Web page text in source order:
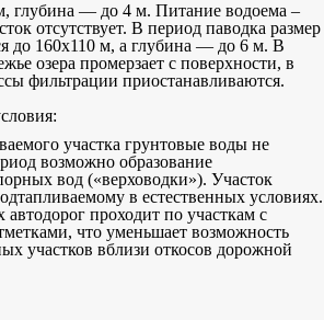
глубина — до 4 м. Питание водоема –
отсутствует. В период паводка размер
до 160х110 м, а глубина — до 6 м. В
озера промерзает с поверхности, в
фильтрации приостанавливаются.
участка грунтовые воды не
возможно образование
вод («верховодки»). Участок
в естественных условиях.
автодорог проходит по участкам с
что уменьшает возможность
участков вблизи откосов дорожной